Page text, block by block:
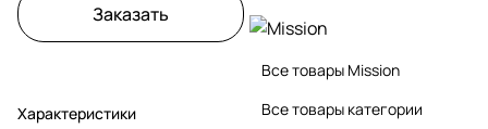
Заказать
Характеристики
Все товары Mission
Все товары категории